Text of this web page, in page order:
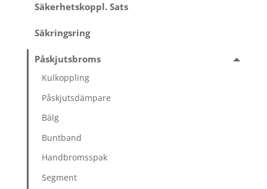
Säkerhetskoppl. Sats
Säkringsring
Påskjutsbroms
Kulkoppling
Påskjutsdämpare
Bälg
Buntband
Handbromsspak
Segment